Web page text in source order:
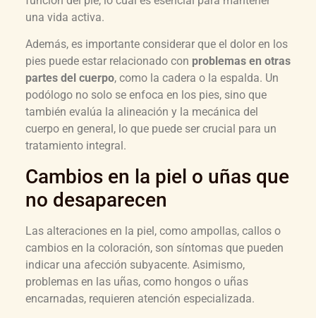
una vida activa.
Además, es importante considerar que el dolor en los
pies puede estar relacionado con problemas en otras
partes del cuerpo, como la cadera o la espalda. Un
podólogo no solo se enfoca en los pies, sino que
también evalúa la alineación y la mecánica del
cuerpo en general, lo que puede ser crucial para un
tratamiento integral.
Cambios en la piel o uñas que
no desaparecen
Las alteraciones en la piel, como ampollas, callos o
cambios en la coloración, son síntomas que pueden
indicar una afección subyacente. Asimismo,
problemas en las uñas, como hongos o uñas
encarnadas, requieren atención especializada.